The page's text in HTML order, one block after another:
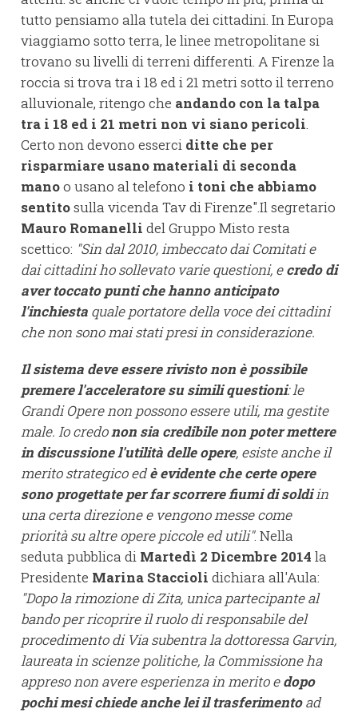
tutto pensiamo alla tutela dei cittadini. In Europa
viaggiamo sotto terra, le linee metropolitane si
trovano su livelli di terreni differenti. A Firenze la
roccia si trova tra i 18 ed i 21 metri sotto il terreno
alluvionale, ritengo che andando con la talpa
tra i 18 ed i 21 metri non vi siano pericoli.
Certo non devono esserci ditte che per
risparmiare usano materiali di seconda
manoo usano al telefono i toni che abbiamo
sentitosulla vicenda Tav di Firenze".Il segretario
Mauro Romanelli del Gruppo Misto resta
scettico: "Sin dal 2010, imbeccato dai Comitati e
dai cittadini ho sollevato varie questioni, ecredo di
aver toccato punti che hanno anticipato
l'inchiesta quale portatore della voce dei cittadini
che non sono mai stati presi in considerazione.
Il sistema deve essere rivisto non è possibile
premere l'acceleratore su simili questioni: le
Grandi Opere non possono essere utili, ma gestite
male. Io credonon sia credibile non poter mettere
in discussione l'utilità delle opere, esiste anche il
merito strategico edè evidente che certe opere
sono progettate per far scorrere fiumi di soldiin
una certa direzione e vengono messe come
priorità su altre opere piccole ed utili". Nella
seduta pubblica di Martedì 2 Dicembre 2014 la
Presidente Marina Staccioli dichiara all'Aula:
"Dopo la rimozione di Zita, unica partecipante al
bando per ricoprire il ruolo di responsabile del
procedimento di Via subentra la dottoressa Garvin,
laureata in scienze politiche, la Commissione ha
appreso non avere esperienza in merito edopo
pochi mesi chiede anche lei il trasferimentoad